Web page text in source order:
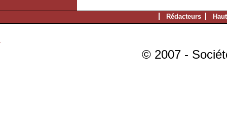
Rédacteurs
© 2007 -